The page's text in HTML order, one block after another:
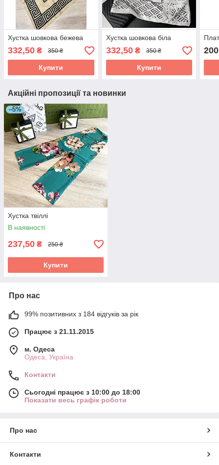
Хустка шовкова бежева
332,50 ₴ 350 ₴
Купити
Хустка шовкова біла
332,50₴ 350 ₴
Купити
200
Акційні пропозиції та новинки
–5%
Хустка твіллі
В наявності
237,50 ₴ 250 ₴
Купити
Про нас
99% позитивних з 184 відгуків за рік
Працює з 21.11.2015
м. Одеса
Одеса, Україна
Контакти
Сьогодні працює з 10:00 до 18:00
Показати весь графік роботи
Про нас
Контакти